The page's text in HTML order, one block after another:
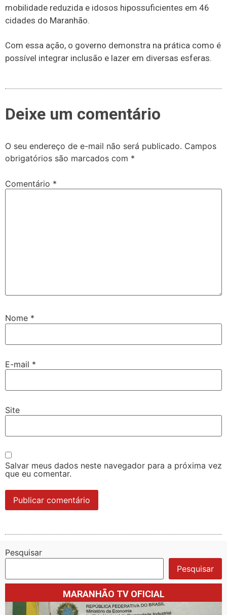
mobilidade reduzida e idosos hipossuficientes em 46
cidades do Maranhão.
Com essa ação, o governo demonstra na prática como é
possível integrar inclusão e lazer em diversas esferas.
Deixe um comentário
O seu endereço de e-mail não será publicado. Campos
obrigatórios são marcados com *
Comentário *
Nome *
E-mail *
Site
Salvar meus dados neste navegador para a próxima vez
que eu comentar.
Pesquisar
Pesquisar
MARANHÃO TV OFICIAL